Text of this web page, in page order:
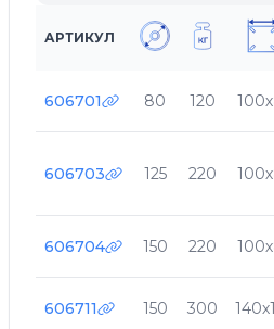
АРТИКУЛ
606701 80 120
606703 125 220
606704 150 220
606711 150 300